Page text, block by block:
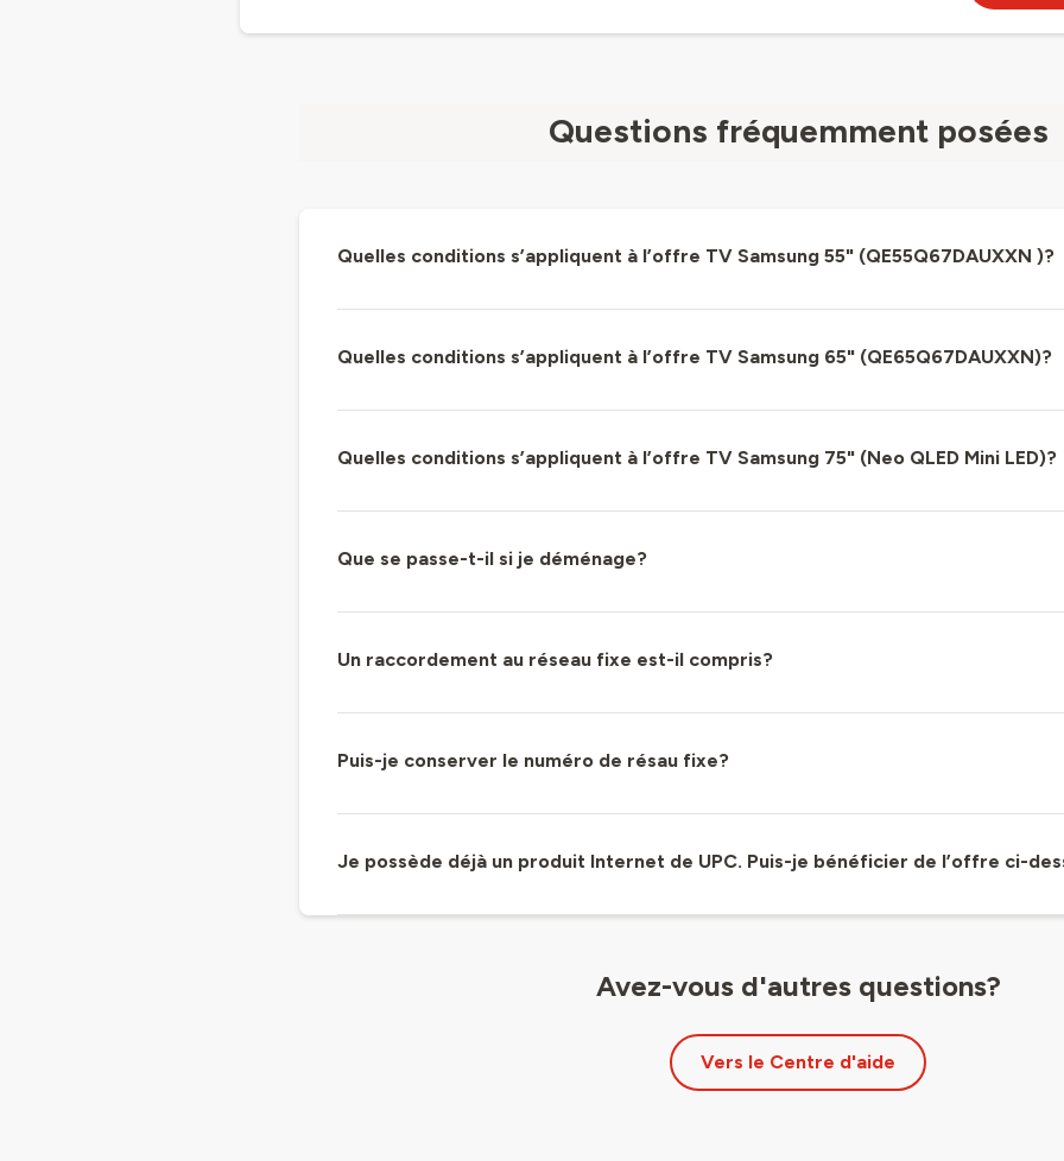
Questions fréquemment posées
Quelles conditions s’appliquent à l’offre TV Samsung 55" (QE55Q67DAUXXN )?
Quelles conditions s’appliquent à l’offre TV Samsung 65" (QE65Q67DAUXXN)?
Quelles conditions s’appliquent à l’offre TV Samsung 75" (Neo QLED Mini LED)?
Que se passe-t-il si je déménage?
Un raccordement au réseau fixe est-il compris?
Puis-je conserver le numéro de résau fixe?
Je possède déjà un produit Internet de UPC. Puis-je bénéficier de l’offre ci-
Avez-vous d'autres questions?
Vers le Centre d'aide